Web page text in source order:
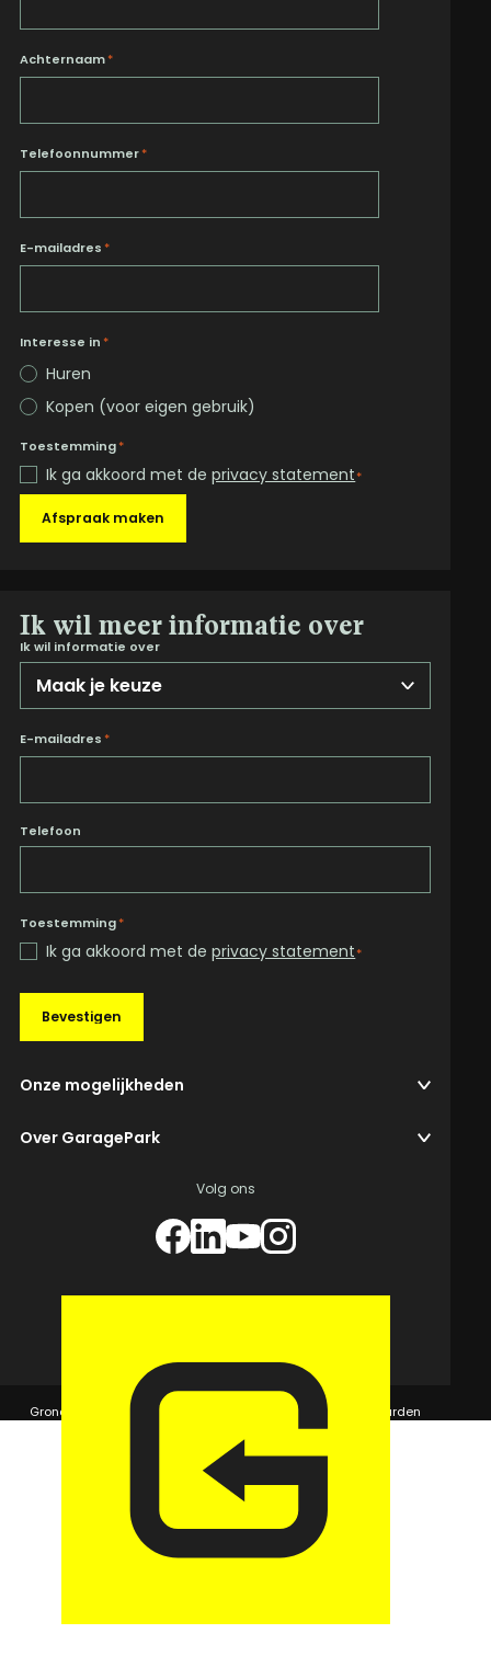
Achternaam*
Telefoonnummer*
E-mailadres *
Interesse in *
Huren
Kopen (voor eigen gebruik)
Toestemming*
Ik ga akkoord met deprivacy statement*
Afspraak maken
Ik wil meer informatie over
Ik wil informatie over
E-mailadres *
Telefoon
Toestemming*
Ik ga akkoord met deprivacy statement*
Bevestigen
Onze mogelijkheden
Over GaragePark
Volg ons
© 2026 GaragePark.
Grondposities
365Beheer & GaragePark Algemene voorwaarden